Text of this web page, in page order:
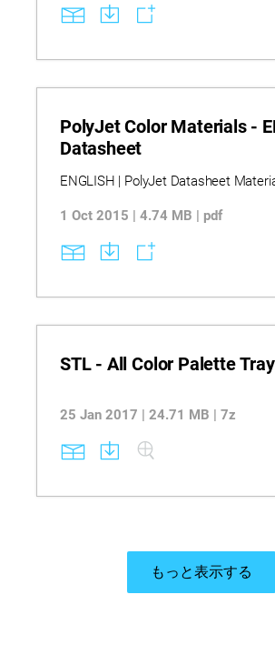
PolyJet Color Materials -
Datasheet
ENGLISH | PolyJet Datasheet
1 Oct 2015 | 4.74 MB | pdf
STL - All Color Palette
25 Jan 2017 | 24.71 MB | 7z
もっと表示する